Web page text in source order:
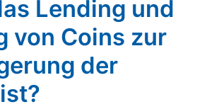
Lending und
von Coins zur
der